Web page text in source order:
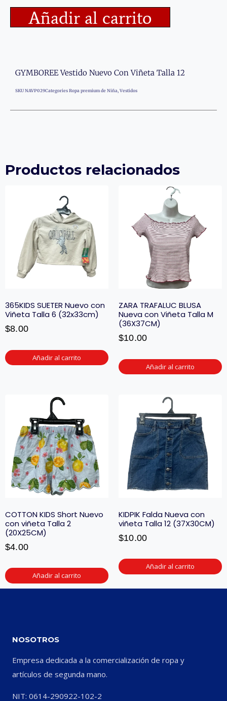
Añadir al carrito
GYMBOREE Vestido Nuevo Con Viñeta Talla 12
SKU NAVP029Categories Ropa premium de Niña, Vestidos
Productos relacionados
365KIDS SUETER Nuevo con
Viñeta Talla 6 (32x33cm)
$8.00
Añadir al carrito
ZARA TRAFALUC BLUSA
Nueva con Viñeta Talla M
(36X37CM)
$10.00
Añadir al carrito
COTTON KIDS Short Nuevo
con viñeta Talla 2
(20X25CM)
$4.00
Añadir al carrito
KIDPIK Falda Nueva con
viñeta Talla 12 (37X30CM)
$10.00
Añadir al carrito
NOSOTROS
Empresa dedicada a la comercialización de ropa y
artículos de segunda mano.
NIT: 0614-290922-102-2